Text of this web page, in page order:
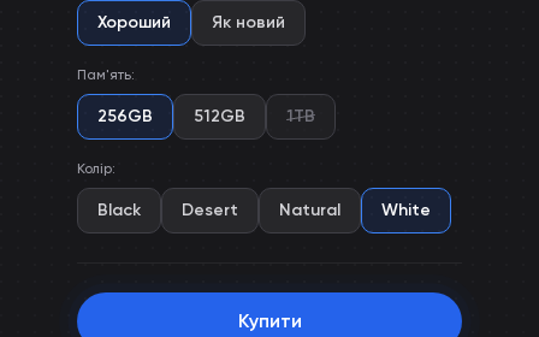
Хороший Як новий
Пам'ять:
256GB 512GB 1TB
Колір:
Black Desert Natural White
Купити